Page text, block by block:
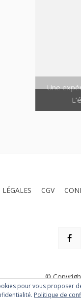
Une
CGV
©
pour vous proposer
Politique de